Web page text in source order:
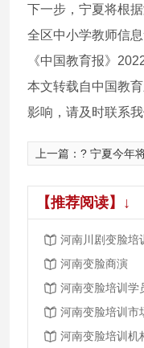
国粹文化 薪火相传
下一步，宁夏将根
全区中小学教师信
《中国教育报》
本文转载自中国教
影响，请及时联系我
上一篇： ? 宁夏今年
【推荐阅读】↓
河南川剧变脸培
河南变脸商演
河南变脸培训学
河南变脸培训市
河南变脸培训机